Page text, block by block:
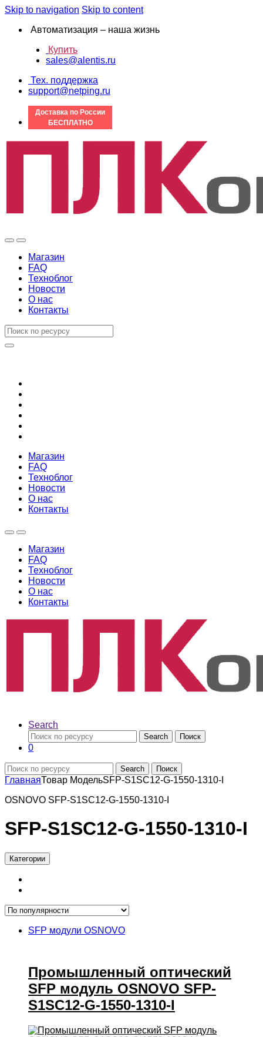
Skip to navigation Skip to content
Автоматизация – наша жизнь
Купить
sales@alentis.ru
Тех. поддержка
support@netping.ru
Доставка по России
БЕСПЛАТНО
Магазин
FAQ
Техноблог
Новости
О нас
Контакты
Магазин
FAQ
Техноблог
Новости
О нас
Контакты
Магазин
FAQ
Техноблог
Новости
О нас
Контакты
Search
Search Поиск
0
Search Поиск
ГлавнаяТовар МодельSFP-S1SC12-G-1550-1310-I
OSNOVO SFP-S1SC12-G-1550-1310-I
SFP-S1SC12-G-1550-1310-I
Категории
SFP модули OSNOVO
Промышленный оптический
SFP модуль OSNOVO SFP-
S1SC12-G-1550-1310-I